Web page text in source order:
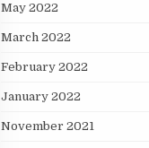
May 2022
March 2022
February 2022
January 2022
November 2021